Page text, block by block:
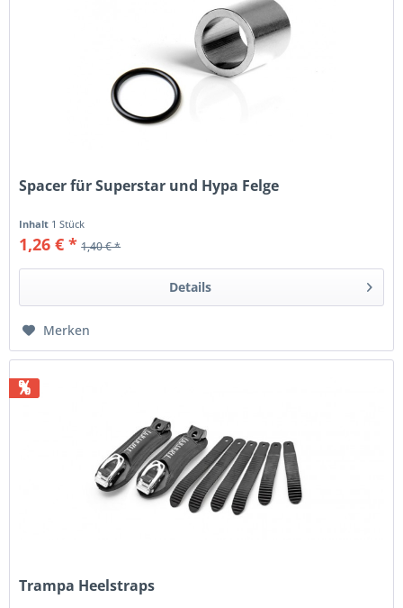
Spacer für Superstar und Hypa Felge
Inhalt 1 Stück
1,26 € * 1,40 € *
Details
Merken
%
Trampa Heelstraps